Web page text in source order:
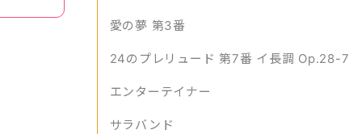
愛の夢 第3番
24のプレリュード 第7番 イ長調 Op.28-7
エンターテイナー
サラバンド